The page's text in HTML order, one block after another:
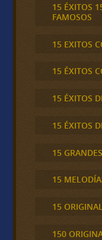
15 ÉXITOS
FAMOSOS
15 EXITOS
15 ÉXITOS
15 ÉXITOS
15 ÉXITOS
15
15
15
150